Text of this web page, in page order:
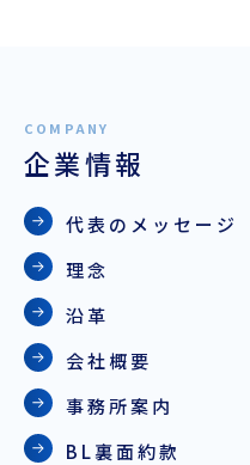
企業情報
代表のメッセージ
理念
沿革
会社概要
事務所案内
BL裏面約款